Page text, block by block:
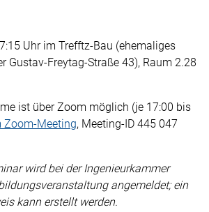
Uhr im Trefftz-Bau (ehemaliges
Gustav-Freytag-Straße 43), Raum 2.28
ist über Zoom möglich (je 17:00 bis
Zoom-Meeting, Meeting-ID 445 047
wird bei der Ingenieurkammer
angemeldet; ein
kann erstellt werden.